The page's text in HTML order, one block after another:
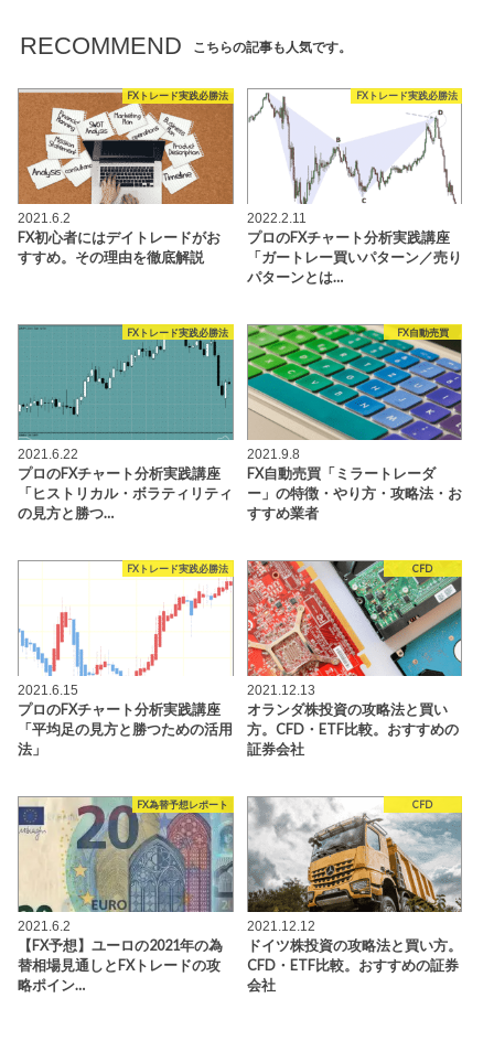
RECOMMEND こちらの記事も人気です。
FXトレード実践必勝法
2021.6.2
FX初心者にはデイトレードがお
すすめ。その理由を徹底解説
FXトレード実践必勝法
2022.2.11
プロのFXチャート分析実践講座
「ガートレー買いパターン／売り
パターンとは…
FXトレード実践必勝法
2021.6.22
プロのFXチャート分析実践講座
「ヒストリカル・ボラティリティ
の見方と勝つ…
FX自動売買
2021.9.8
FX自動売買「ミラートレーダ
ー」の特徴・やり方・攻略法・お
すすめ業者
FXトレード実践必勝法
2021.6.15
プロのFXチャート分析実践講座
「平均足の見方と勝つための活用
法」
CFD
2021.12.13
オランダ株投資の攻略法と買い
方。CFD・ETF比較。おすすめの
証券会社
FX為替予想レポート
2021.6.2
【FX予想】ユーロの2021年の為
替相場見通しとFXトレードの攻
略ポイン…
CFD
2021.12.12
ドイツ株投資の攻略法と買い方。
CFD・ETF比較。おすすめの証券
会社